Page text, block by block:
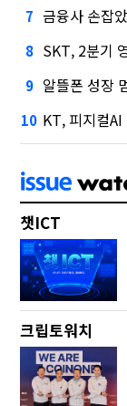
7 금융사 손잡
8 SKT, 2분기
9 알뜰폰 성장
10 KT, 피지컬
챗ICT
크립토워치